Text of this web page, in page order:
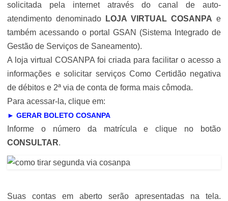
solicitada pela internet através do canal de auto-
atendimento denominado
LOJA VIRTUAL COSANPA e
também acessando o portal GSAN (Sistema Integrado de
Gestão de Serviços de Saneamento).
A loja virtual COSANPA foi criada para facilitar o acesso a
informações e solicitar serviços Como Certidão negativa
de débitos e 2ª via de conta de forma mais cômoda.
Para acessar-la, clique em:
► GERAR BOLETO COSANPA
Informe o número da matrícula e clique no botão
CONSULTAR.
Suas contas em aberto serão apresentadas na tela.